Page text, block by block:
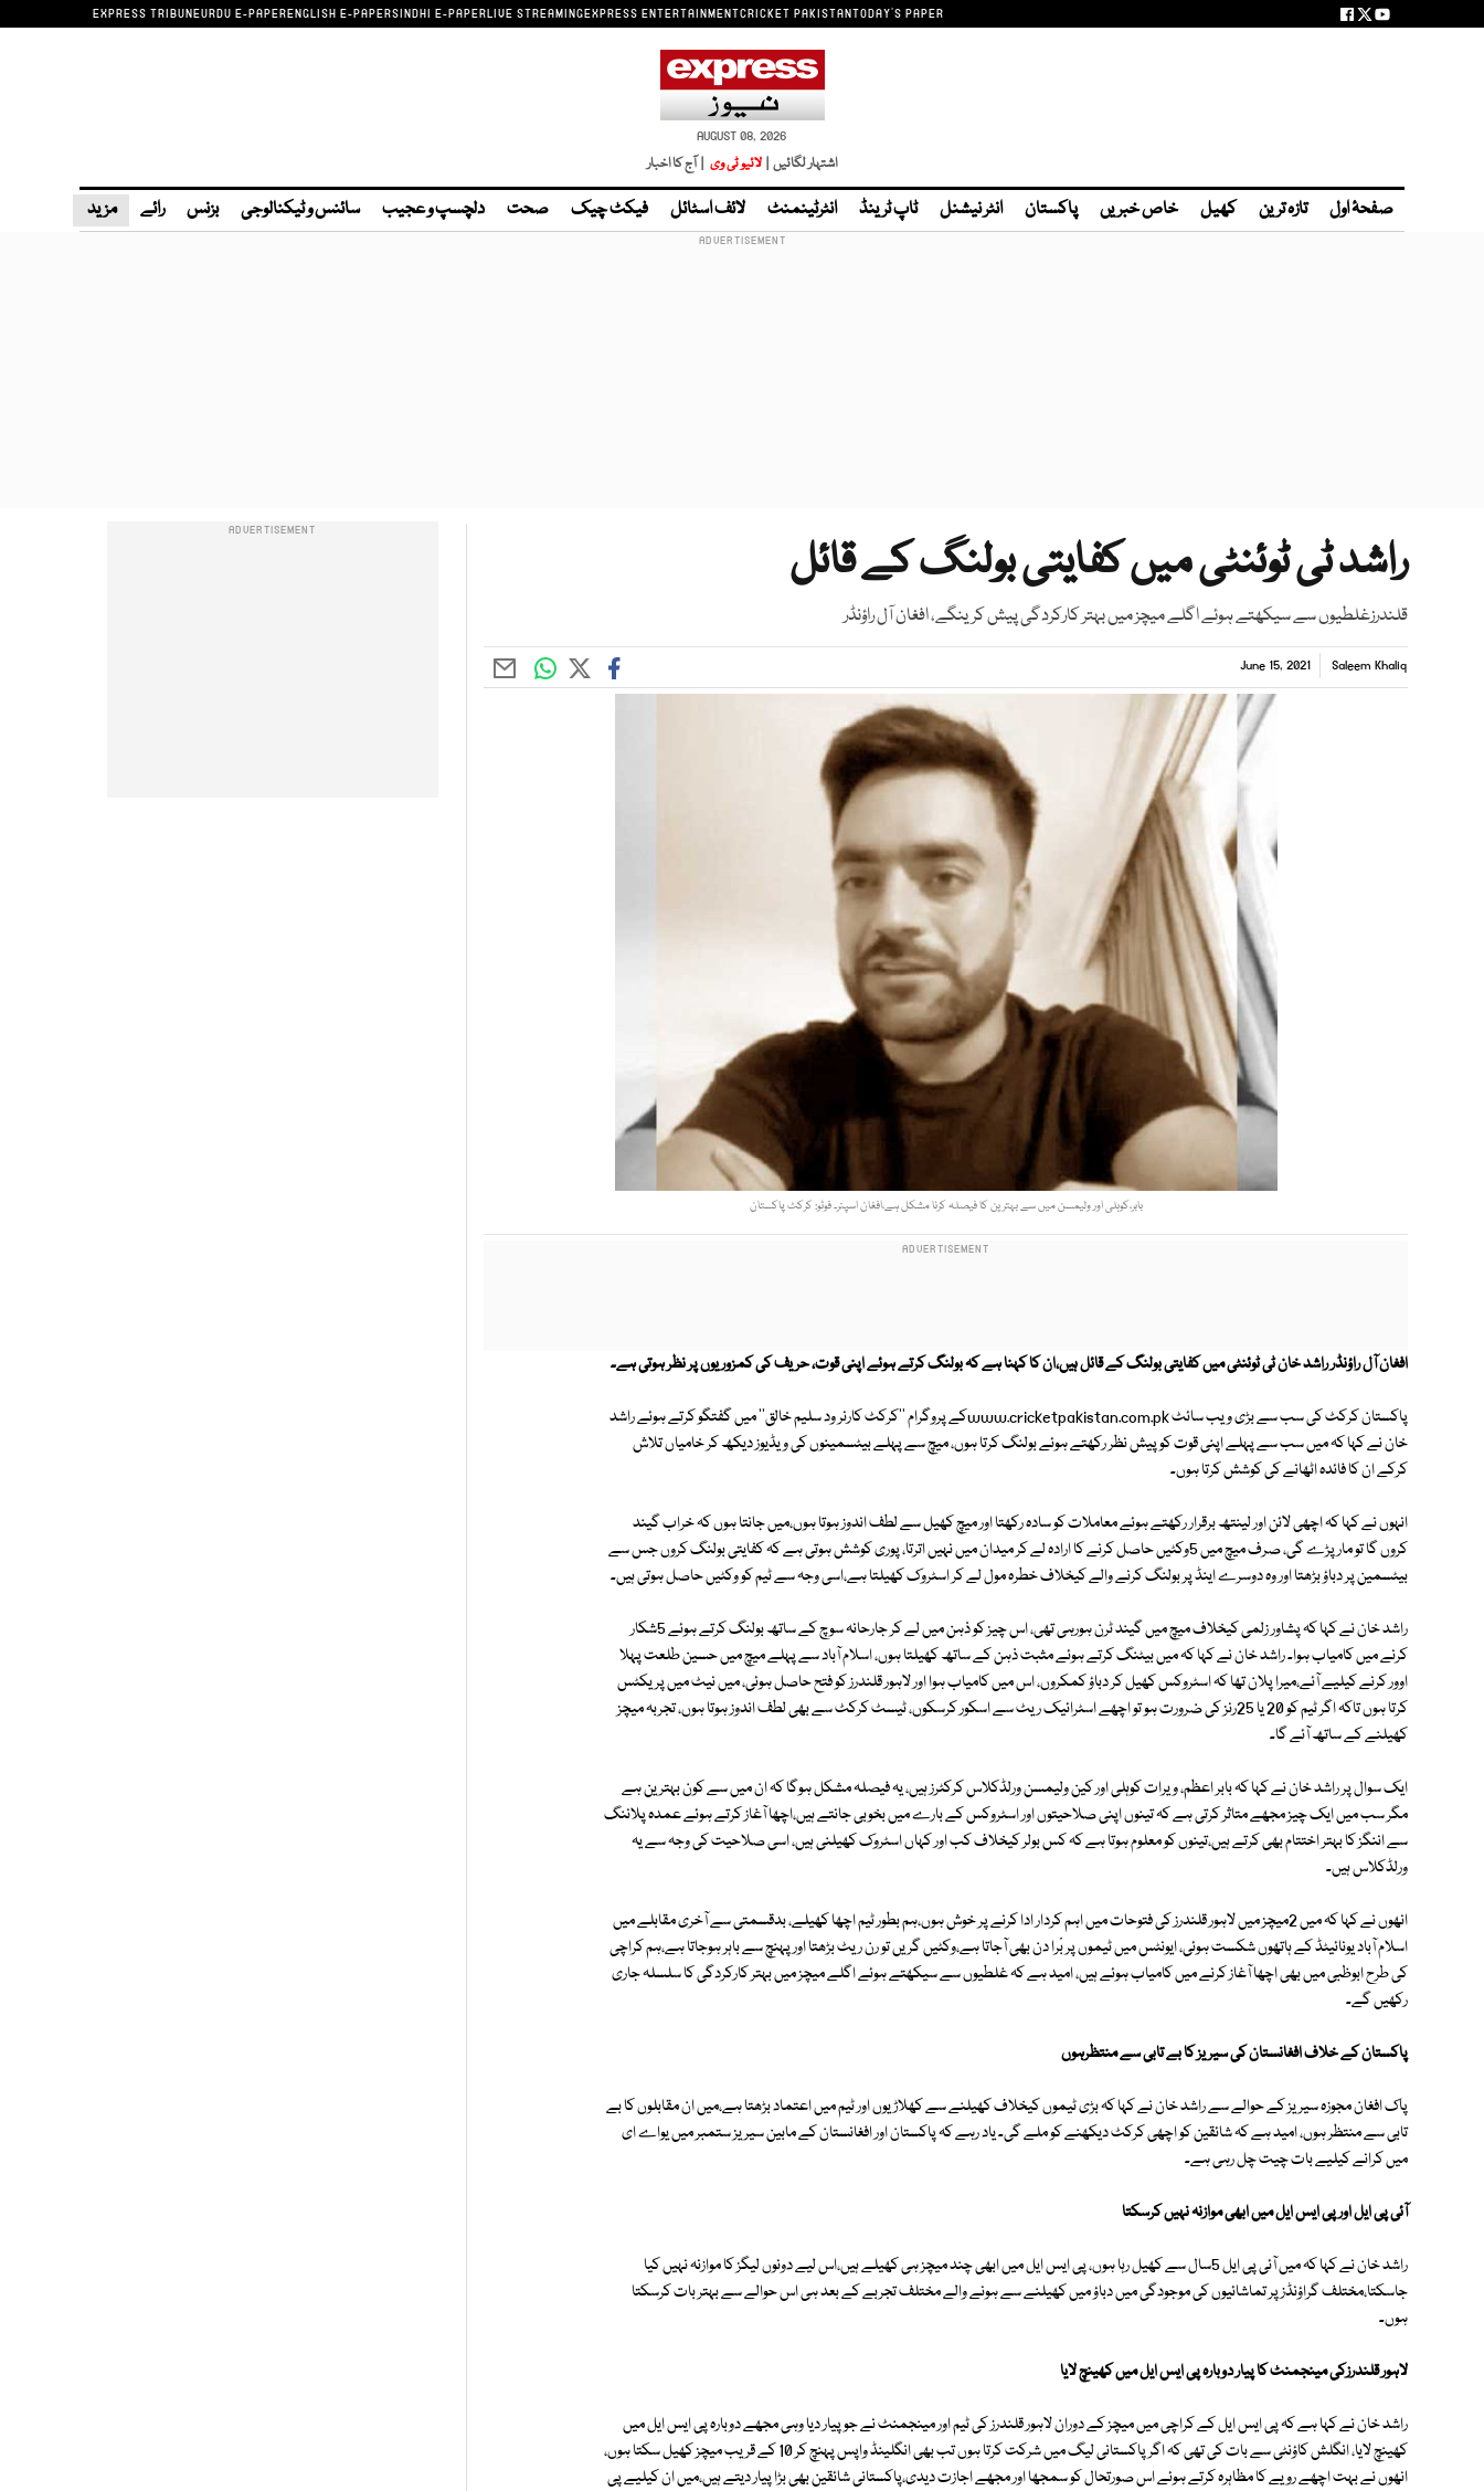
EXPRESS TRIBUNEURDU E-PAPERENGLISH E-PAPERSINDHI E-PAPERLIVE STREAMINGEXPRESS ENTERTAINMENTCRICKET PAKISTANTODAY'S PAPER
AUGUST 08, 2026
اشتہار لگائیں | لائیو ٹی وی | آج کا اخبار
صفحۂ اول تازہ ترین کھیل خاص خبریں پاکستان انٹر نیشنل ٹاپ ٹرینڈ انٹرٹینمنٹ لائف اسٹائل فیکٹ چیک صحت دلچسپ و عجیب سائنس و ٹیکنالوجی بزنس رائے مزید
راشد ٹی ٹوئنٹی میں کفایتی بولنگ کے قائل
قلندرزغلطیوں سے سیکھتے ہوئے اگلے میچز میں بہتر کارکردگی پیش کرینگے، افغان آل راؤنڈر
Saleem Khaliq
June 15, 2021
بابر،کوہلی اور ولیمسن میں سے بہترین کا فیصلہ کرنا مشکل ہے،افغان اسپنر۔ فوٹو: کرکٹ پاکستان
افغان آل راؤنڈر راشد خان ٹی ٹوئنٹی میں کفایتی بولنگ کے قائل ہیں،ان کا کہنا ہے کہ بولنگ کرتے ہوئے اپنی قوت، حریف کی کمزوریوں پر نظر ہوتی ہے۔
پاکستان کرکٹ کی سب سے بڑی ویب سائٹ www.cricketpakistan.com.pkکے پروگرام ''کرکٹ کارنر ود سلیم خالق'' میں گفتگو کرتے ہوئے راشد
خان نے کہا کہ میں سب سے پہلے اپنی قوت کو پیش نظر رکھتے ہوئے بولنگ کرتا ہوں، میچ سے پہلے بیٹسمینوں کی ویڈیوز دیکھ کر خامیاں تلاش
کرکے ان کا فائدہ اٹھانے کی کوشش کرتا ہوں۔
انہوں نے کہا کہ اچھی لائن اور لینتھ برقرار رکھتے ہوئے معاملات کو سادہ رکھتا اور میچ کھیل سے لطف اندوز ہوتا ہوں،میں جانتا ہوں کہ خراب گیند
کروں گا تو مار پڑے گی، صرف میچ میں 5وکٹیں حاصل کرنے کا ارادہ لے کر میدان میں نہیں اترتا، پوری کوشش ہوتی ہے کہ کفایتی بولنگ کروں جس سے
بیٹسمین پر دباؤ بڑھتا اور وہ دوسرے اینڈ پر بولنگ کرنے والے کیخلاف خطرہ مول لے کر اسٹروک کھیلتا ہے،اسی وجہ سے ٹیم کو وکٹیں حاصل ہوتی ہیں۔
راشد خان نے کہا کہ پشاور زلمی کیخلاف میچ میں گیند ٹرن ہورہی تھی، اس چیز کو ذہن میں لے کر جارحانہ سوچ کے ساتھ بولنگ کرتے ہوئے 5شکار
کرنے میں کامیاب ہوا۔ راشد خان نے کہا کہ میں بیٹنگ کرتے ہوئے مثبت ذہن کے ساتھ کھیلتا ہوں، اسلام آباد سے پہلے میچ میں حسین طلعت پہلا
اوور کرنے کیلیے آئے،میرا پلان تھا کہ اسٹروکس کھیل کر دباؤ کمکروں، اس میں کامیاب ہوا اور لاہور قلندرز کو فتح حاصل ہوئی، میں نیٹ میں پریکٹس
کرتا ہوں تاکہ اگر ٹیم کو 20 یا 25رنز کی ضرورت ہو تو اچھے اسٹرائیک ریٹ سے اسکور کرسکوں، ٹیسٹ کرکٹ سے بھی لطف اندوز ہوتا ہوں، تجربہ میچز
کھیلنے کے ساتھ آئے گا۔
ایک سوال پر راشد خان نے کہا کہ بابر اعظم، ویرات کوہلی اور کین ولیمسن ورلڈکلاس کرکٹرز ہیں، یہ فیصلہ مشکل ہوگا کہ ان میں سے کون بہترین ہے
مگر سب میں ایک چیز مجھے متاثر کرتی ہے کہ تینوں اپنی صلاحیتوں اور اسٹروکس کے بارے میں بخوبی جانتے ہیں،اچھا آغاز کرتے ہوئے عمدہ پلاننگ
سے اننگز کا بہتر اختتام بھی کرتے ہیں،تینوں کو معلوم ہوتا ہے کہ کس بولر کیخلاف کب اور کہاں اسٹروک کھیلنی ہیں، اسی صلاحیت کی وجہ سے یہ
ورلڈکلاس ہیں۔
انھوں نے کہا کہ میں 2میچز میں لاہور قلندرز کی فتوحات میں اہم کردار ادا کرنے پر خوش ہوں،ہم بطور ٹیم اچھا کھیلے، بدقسمتی سے آخری مقابلے میں
اسلام آباد یونائیٹڈ کے ہاتھوں شکست ہوئی، ایونٹس میں ٹیموں پر بْرا دن بھی آجاتا ہے،وکٹیں گریں تو رن ریٹ بڑھتا اور پہنچ سے باہر ہوجاتا ہے،ہم کراچی
کی طرح ابوظبی میں بھی اچھا آغاز کرنے میں کامیاب ہوئے ہیں، امید ہے کہ غلطیوں سے سیکھتے ہوئے اگلے میچز میں بہتر کارکردگی کا سلسلہ جاری
رکھیں گے۔
پاکستان کے خلاف افغانستان کی سیریز کا بے تابی سے منتظرہوں
پاک افغان مجوزہ سیریز کے حوالے سے راشد خان نے کہا کہ بڑی ٹیموں کیخلاف کھیلنے سے کھلاڑیوں اور ٹیم میں اعتماد بڑھتا ہے،میں ان مقابلوں کا بے
تابی سے منتظر ہوں، امید ہے کہ شائقین کو اچھی کرکٹ دیکھنے کو ملے گی۔ یاد رہے کہ پاکستان اور افغانستان کے مابین سیریز ستمبر میں یواے ای
میں کرانے کیلیے بات چیت چل رہی ہے۔
آئی پی ایل اور پی ایس ایل میں ابھی موازنہ نہیں کرسکتا
راشد خان نے کہا کہ میں آئی پی ایل 5سال سے کھیل رہا ہوں، پی ایس ایل میں ابھی چند میچز ہی کھیلے ہیں،اس لیے دونوں لیگز کا موازنہ نہیں کیا
جاسکتا،مختلف گراؤنڈز پر تماشائیوں کی موجودگی میں دباؤ میں کھیلنے سے ہونے والے مختلف تجربے کے بعد ہی اس حوالے سے بہتر بات کرسکتا
ہوں۔
لاہور قلندرزکی مینجمنٹ کا پیار دوبارہ پی ایس ایل میں کھینچ لایا
راشد خان نے کہا ہے کہ پی ایس ایل کے کراچی میں میچز کے دوران لاہور قلندرز کی ٹیم اور مینجمنٹ نے جو پیار دیا وہی مجھے دوبارہ پی ایس ایل میں
کھینچ لایا، انگلش کاؤنٹی سے بات کی تھی کہ اگرپاکستانی لیگ میں شرکت کرتا ہوں تب بھی انگلینڈ واپس پہنچ کر 10 کے قریب میچز کھیل سکتا ہوں،
انھوں نے بہت اچھے رویے کا مظاہرہ کرتے ہوئے اس صورتحال کو سمجھا اور مجھے اجازت دیدی،پاکستانی شائقین بھی بڑا پیار دیتے ہیں،میں ان کیلیے پی